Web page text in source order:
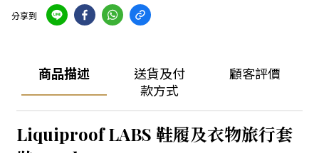
分享到
商品描述
送貨及付
款方式
顧客評價
Liquiproof LABS 鞋履及衣物旅行套